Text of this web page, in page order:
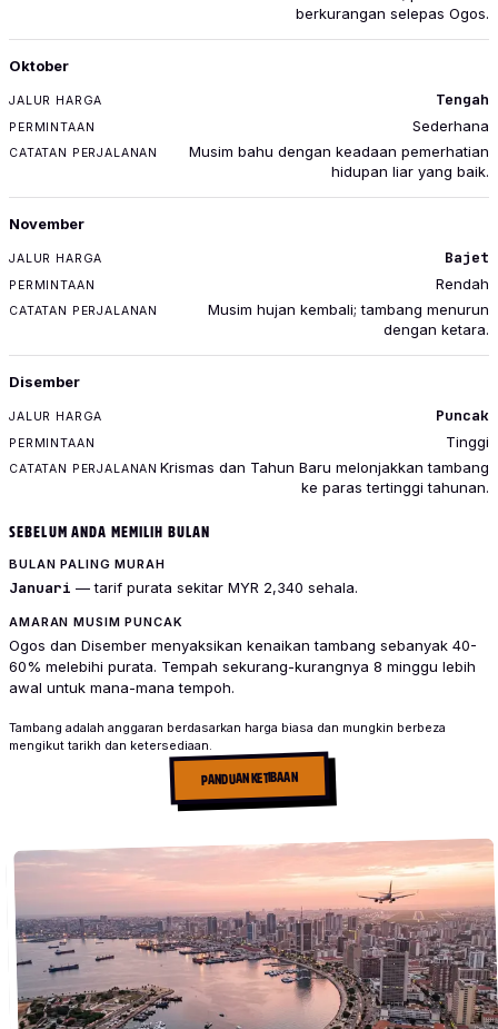
berkurangan selepas Ogos.
Oktober
Tengah
Sederhana
Musim bahu dengan keadaan pemerhatian
hidupan liar yang baik.
November
Bajet
Rendah
Musim hujan kembali; tambang menurun
dengan ketara.
Disember
Puncak
Tinggi
Krismas dan Tahun Baru melonjakkan tambang
ke paras tertinggi tahunan.
SEBELUM ANDA MEMILIH BULAN
BULAN PALING MURAH
Januari — tarif purata sekitar MYR 2,340 sehala.
AMARAN MUSIM PUNCAK
Ogos dan Disember menyaksikan kenaikan tambang sebanyak 40-
60% melebihi purata. Tempah sekurang-kurangnya 8 minggu lebih
awal untuk mana-mana tempoh.
Tambang adalah anggaran berdasarkan harga biasa dan mungkin berbeza
mengikut tarikh dan ketersediaan.
PANDUAN KETIBAAN